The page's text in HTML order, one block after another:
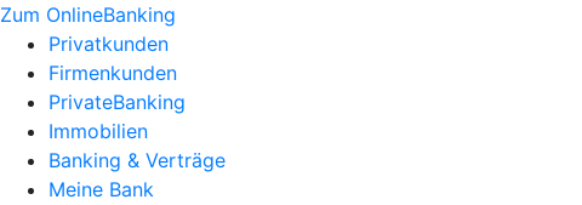
Zum OnlineBanking
Privatkunden
Firmenkunden
PrivateBanking
Immobilien
Banking & Verträge
Meine Bank